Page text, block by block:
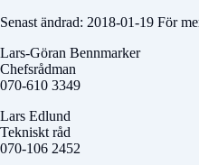
Senast ändrad: 2018-01-19 För
Lars-Göran Bennmarker
Chefsrådman
070-610 3349
Lars Edlund
Tekniskt råd
070-106 2452